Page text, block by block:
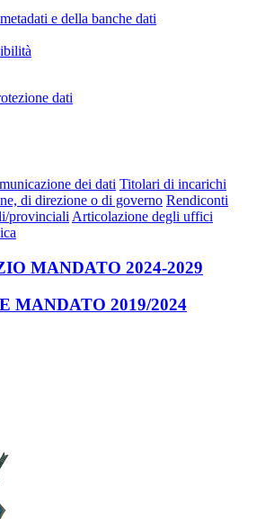
e della banche dati
dati
dei dati Titolari di incarichi
di direzione o di governo Rendiconti
provinciali Articolazione degli uffici
MANDATO 2024-2029
MANDATO 2019/2024